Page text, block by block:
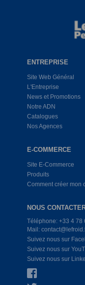
ENTREPRISE
Site Web Général
L'Entreprise
News et Promotions
Notre ADN
Catalogues
Nos Agences
E-COMMERCE
Site E-Commerce
Produits
Comment créer mon
NOUS
Téléphone: +33 4 78
Mail:
Suivez nous sur
Suivez nous sur
Suivez nous sur